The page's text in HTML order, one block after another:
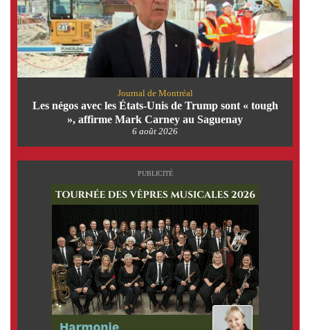
Journal de Montréal
Les négos avec les États-Unis de Trump sont « tough
», affirme Mark Carney au Saguenay
6 août 2026
PUBLICITÉ